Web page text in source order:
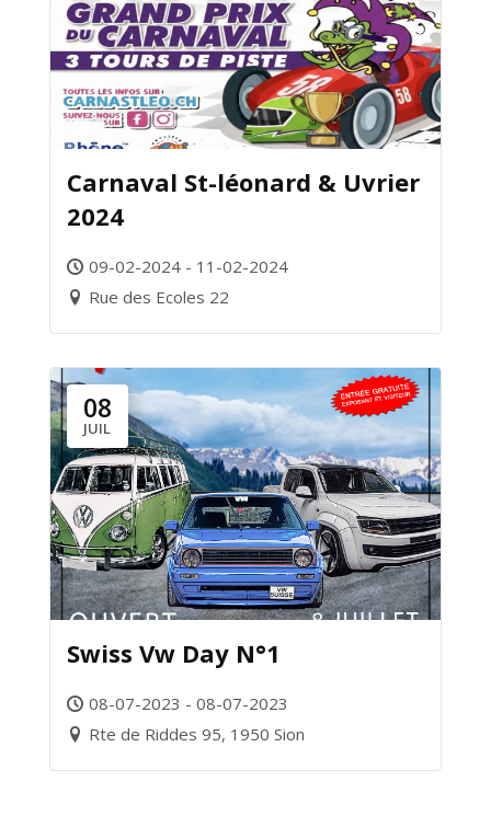
Carnaval St-léonard & Uvrier
2024
09-02-2024 - 11-02-2024
Rue des Ecoles 22
08
JUIL
Swiss Vw Day N°1
08-07-2023 - 08-07-2023
Rte de Riddes 95, 1950 Sion